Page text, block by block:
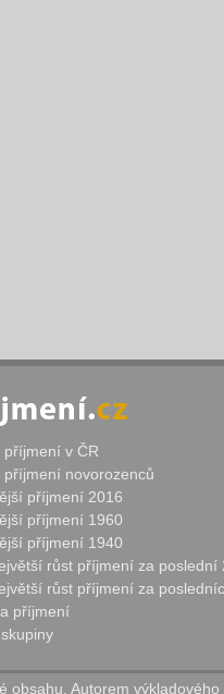
příjmení v ČR
příjmení novorozenců
příjmení 2016
příjmení 1960
příjmení 1940
růst příjmení za poslední
růst příjmení za
příjmení
Autorem